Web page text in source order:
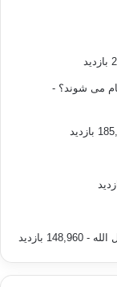
می شوند؟ -
- 148,960 بازدید